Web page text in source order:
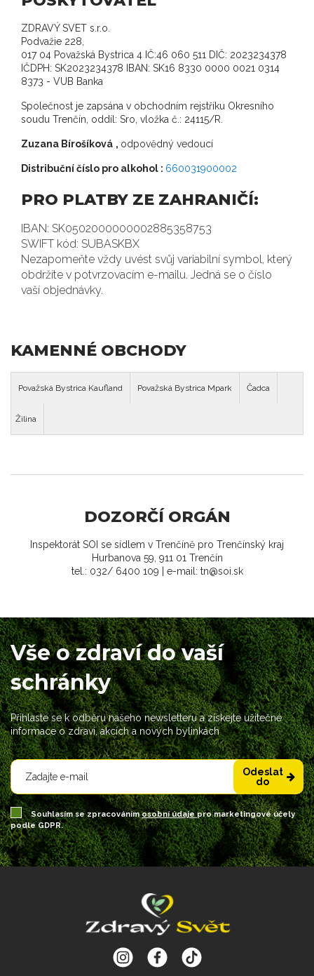
ZDRAVÝ SVET s.r.o.
Podvažie 228,
017 04 Považská Bystrica 4 IČ:46 060 511 DIČ: 2023234378
IČDPH: SK2023234378 IBAN: SK16 8330 0000 0021 0314
8373 - VUB Banka
Společnost je zapsána v obchodním rejstříku Okresního
soudu Trenčín, oddíl: Sro, vložka č.: 24115/R.
Zuzana Bírošíková , odpovědný vedoucí
Distribuční číslo pro alkohol : 660031900002
PRO PLATBY ZE ZAHRANIČÍ:
IBAN: SK0502000000002885358753
SWIFT kód: SUBASKBX
Nezapomeňte vždy uvést svůj variabilní symbol, který
obdržíte v potvrzovacím e-mailu. Jedná se o číslo
vaší objednávky.
KAMENNÉ OBCHODY
Považská Bystrica Kaufland Považská Bystrica Mpark Čadca
Žilina
DOZORČÍ ORGÁN
Inspektorát SOI se sídlem v Trenčíně pro Trenčínský kraj
Hurbanova 59, 911 01 Trenčín
tel.: 032/ 6400 109 | e-mail: tn@soi.sk
Vše o zdraví do vaší
schránky
Přihlaste se k odběru našeho newsletteru a získejte užitečné
informace o zdraví, akcích a nových bylinkách
Odeslat
do
Souhlasím se zpracovánímosobní údajepro marketingové účely
podle GDPR.